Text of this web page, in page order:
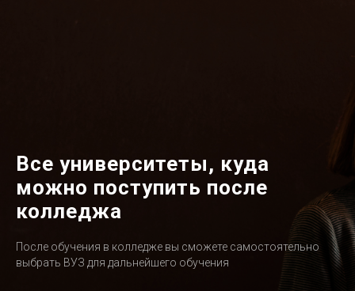
Все университеты, куда
можно поступить после
колледжа
После обучения в колледже вы сможете самостоятельно
выбрать ВУЗ для дальнейшего обучения